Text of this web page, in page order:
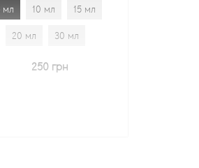
15 мл
30 мл